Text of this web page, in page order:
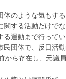
体のような気もす
関する活動だけで
運動まで行ってい
民団体で、反日活
から存在し、元議